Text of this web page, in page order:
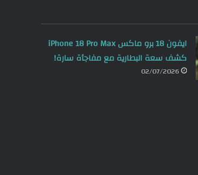
ايفون 18 برو ماكس iPhone 18 Pro Max
كشف سعة البطارية مع مفاجأة سارة!
02/07/2026